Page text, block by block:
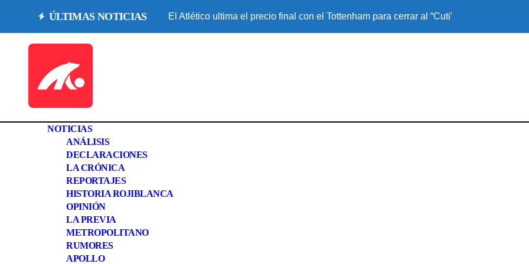
contenido
ÚLTIMAS NOTICIAS El Atlético ultima el precio final con el Tottenham para cerrar al “Cuti” Romero
Simeone
NOTICIAS
ANÁLISIS
DECLARACIONES
LA CRÓNICA
REPORTAJES
HISTORIA ROJIBLANCA
OPINIÓN
LA PREVIA
METROPOLITANO
RUMORES
APOLLO